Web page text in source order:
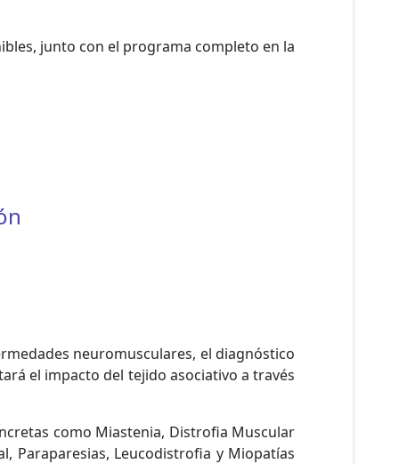
junto con el programa completo en la
neuromusculares, el diagnóstico
el impacto del tejido asociativo a través
como Miastenia, Distrofia Muscular
Paraparesias, Leucodistrofia y Miopatías